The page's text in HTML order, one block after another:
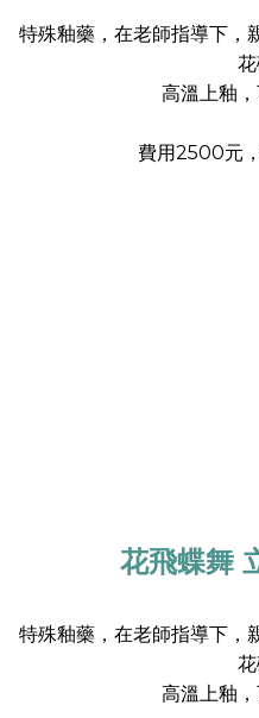
特殊釉藥，在老師指導下，
花
高溫上釉，
費用2500元
花飛蝶舞
特殊釉藥，在老師指導下，
花
高溫上釉，